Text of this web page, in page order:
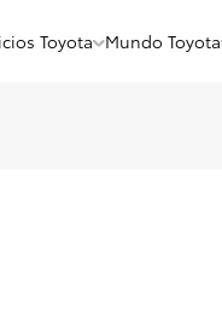
Toyota Mundo Toyota